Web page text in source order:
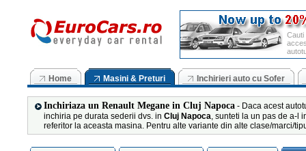
Cauti
Home Masini & Preturi Inchirieri auto cu Sofer
Inchiriaza un Renault Megane in Cluj Napoca - Daca acest
inchiria pe durata sederii dvs. in Cluj Napoca, sunteti la un pas de a-l
referitor la aceasta masina. Pentru alte variante din alte clase/marci/